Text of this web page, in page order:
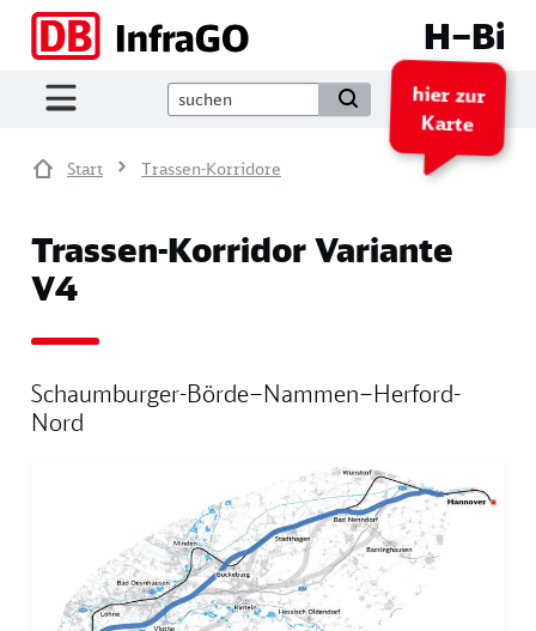
Direkt zum Inhalt
H–Bi
hier zur
Karte
Start Trassen-Korridore
Trassen-Korridor Variante
V4
Schaumburger-Börde–Nammen–Herford-
Nord